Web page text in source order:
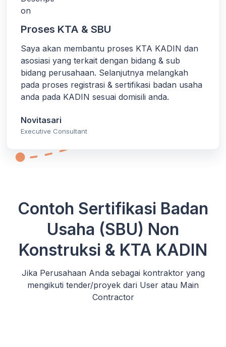
Proses KTA & SBU
Saya akan membantu proses KTA KADIN dan
asosiasi yang terkait dengan bidang & sub
bidang perusahaan. Selanjutnya melangkah
pada proses registrasi & sertifikasi badan usaha
anda pada KADIN sesuai domisili anda.
Novitasari
Executive Consultant
Contoh Sertifikasi Badan
Usaha (SBU) Non
Konstruksi & KTA KADIN
Jika Perusahaan Anda sebagai kontraktor yang
mengikuti tender/proyek dari User atau Main
Contractor